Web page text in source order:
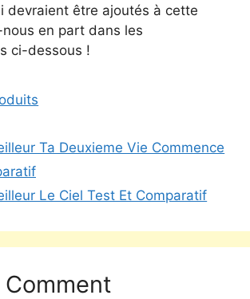
devraient être ajoutés à cette
en part dans les
ci-dessous !
Ta Deuxieme Vie Commence
Le Ciel Test Et Comparatif
Comment